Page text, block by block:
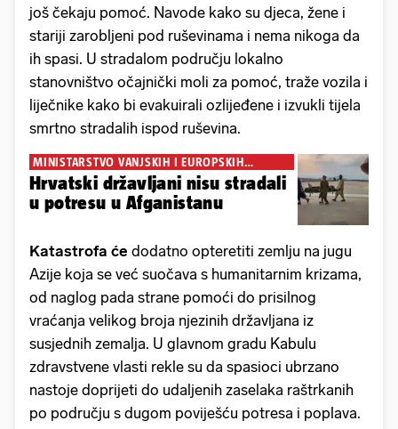
još čekaju pomoć. Navode kako su djeca, žene i
stariji zarobljeni pod ruševinama i nema nikoga da
ih spasi. U stradalom području lokalno
stanovništvo očajnički moli za pomoć, traže vozila i
liječnike kako bi evakuirali ozlijeđene i izvukli tijela
smrtno stradalih ispod ruševina.
MINISTARSTVO VANJSKIH I EUROPSKIH
POSLOVA:
Hrvatski državljani nisu stradali
u potresu u Afganistanu
Katastrofa će dodatno opteretiti zemlju na jugu
Azije koja se već suočava s humanitarnim krizama,
od naglog pada strane pomoći do prisilnog
vraćanja velikog broja njezinih državljana iz
susjednih zemalja. U glavnom gradu Kabulu
zdravstvene vlasti rekle su da spasioci ubrzano
nastoje doprijeti do udaljenih zaselaka raštrkanih
po području s dugom poviješću potresa i poplava.